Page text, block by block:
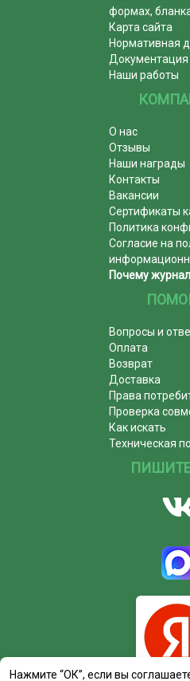
формах,
Карта сайта
Нормативная
Наши работы
О нас
Отзывы
Наши награды
Контакты
Вакансии
Сертификаты
Политика
Согласие на
Почему
Вопросы и
Оплата
Возврат
Доставка
Права
Проверка
Как искать
Техническая
Нажмите “ОК”, если вы